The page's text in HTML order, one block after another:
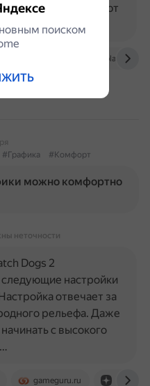
nvplay.ru
которые влияют
#Графика #Комфорт
можно комфортно
неточности
gameguru.ru dzen.ru
Dogs 2
настройки
отвечает за
рельефа. Даже
с высокого
поиском